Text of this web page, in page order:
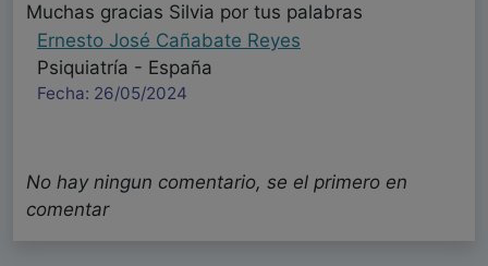
Muchas gracias Silvia por tus palabras
Ernesto José Cañabate Reyes
Psiquiatría - España
Fecha: 26/05/2024
Muchas gracias Silvia por tus palabras
Ernesto José Cañabate Reyes
Psiquiatría - España
No hay ningun comentario, se el primero en
comentar